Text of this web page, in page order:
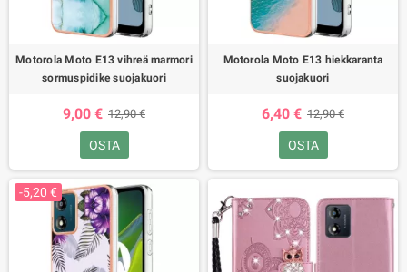
Motorola Moto E13 vihreä marmori
sormuspidike suojakuori
9,00 € 12,90 €
OSTA
Motorola Moto E13 hiekkaranta
suojakuori
6,40 € 12,90 €
OSTA
-5,20 €